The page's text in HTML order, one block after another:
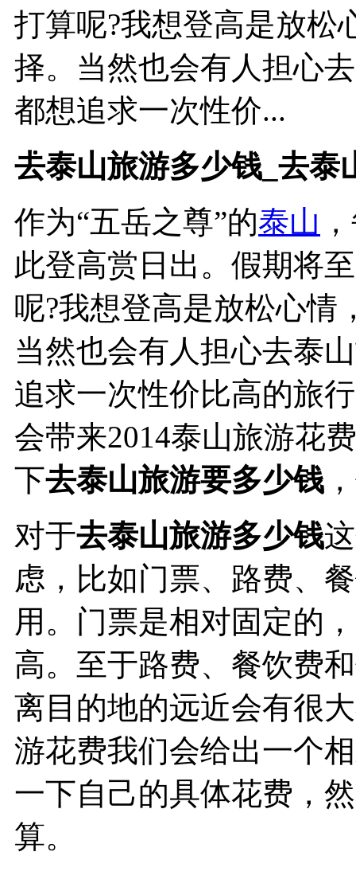
打算呢?我想登高是放松
择。当然也会有人担心
都想追求一次性价...
去泰山旅游多少钱_去泰
作为“五岳之尊”的泰山
此登高赏日出。假期将
呢?我想登高是放松心情
当然也会有人担心去泰
追求一次性价比高的旅
会带来2014泰山旅游花
下去泰山旅游要多少钱
对于去泰山旅游多少钱
虑，比如门票、路费、
用。门票是相对固定的
高。至于路费、餐饮费
离目的地的远近会有很
游花费我们会给出一个
一下自己的具体花费，
算。